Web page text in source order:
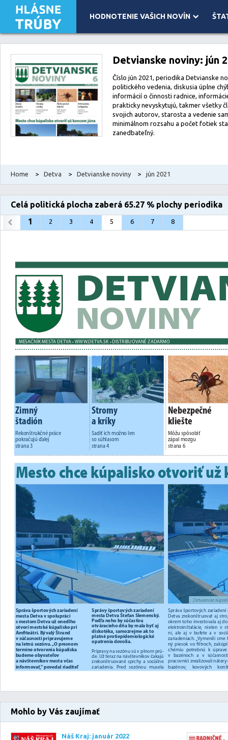
HODNOTENIE VAŠICH NOVÍN
Leaflet| Map data ©OpenStreetMapcontributors, Imagery ©Mapbox
Detvianske noviny: jún
Číslo jún 2021, periodika Detvianske
politického vedenia, diskusia úplne
informácií o činnosti radnice,
prakticky nevyskytujú, takmer všetky
svojich autorov, starosta a vedenie
minimálnom rozsahu a počet fotiek
zanedbateľný.
Home > Detva > Detvianske noviny > jún 2021
Celá politická plocha zaberá 65.27 % plochy periodika
1
2 3 4 5 6 7 8
Mohlo by Vás zaujímať
Náš Kraj: január 2022